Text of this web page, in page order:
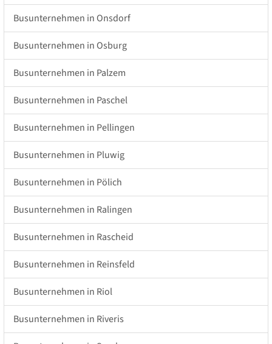
Busunternehmen in Onsdorf
Busunternehmen in Osburg
Busunternehmen in Palzem
Busunternehmen in Paschel
Busunternehmen in Pellingen
Busunternehmen in Pluwig
Busunternehmen in Pölich
Busunternehmen in Ralingen
Busunternehmen in Rascheid
Busunternehmen in Reinsfeld
Busunternehmen in Riol
Busunternehmen in Riveris